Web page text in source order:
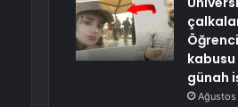
kabusu
günah
Ağustos